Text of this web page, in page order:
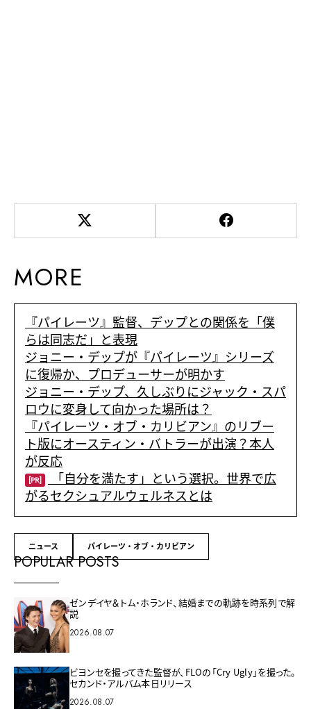
MORE
『パイレーツ』監督、デップとの関係を「僕
らは同志だ」と表現
ジョニー・デップが『パイレーツ』シリーズ
に復帰か、プロデューサーが明かす
ジョニー・デップ、久しぶりにジャック・スパ
ロウに変身して向かった場所は？
『パイレーツ・オブ・カリビアン』のリブー
ト版にオースティン・バトラーが出演？本人
が反応
[PR]
「自分を満たす」という選択。世界で広
がるセクシュアルウェルネスとは
ニュース パイレーツ・オブ・カリビアン
POPULAR POSTS
ゼンデイヤ＆トム・ホランド、結婚までの軌跡を時系列で解
説
2026.08.07
ビヨンセを撮ってきた監督が、FLOの「Cry Ugly」を撮った。
セカンド・アルバム本日リリース
2026.08.07